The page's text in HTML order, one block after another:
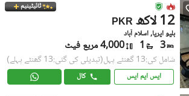
ٹائیٹینیم
PKR 12 لاکھ
بلیو ایریا, اسلام آباد
3
1 4,000 مربع فیٹ
شامل کی:13 گھنٹے پہل (تبدیلی کی گئی:13 گھنٹے پہلے)
ایس ایم ایس کال